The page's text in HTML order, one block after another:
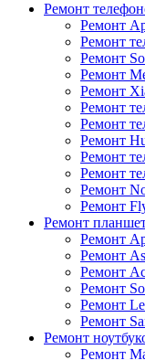
Ремонт
Ремонт
Ремонт
Ремонт
Ремонт
Ремонт
Ремонт
Ремонт
Ремонт
Ремонт
Ремонт
Ремонт
Ремонт
Ремонт
Ремонт
Ремонт
Ремонт
Ремонт
Ремонт
Ремонт
Ремонт
Ремонт